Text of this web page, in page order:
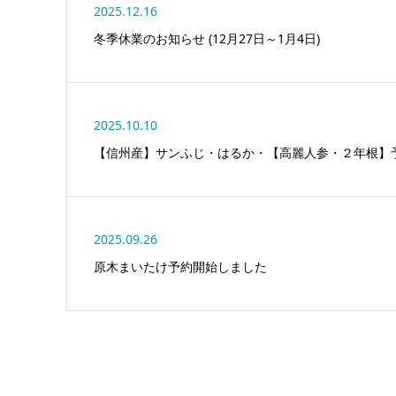
2025.12.16
冬季休業のお知らせ (12月27日～1月4日)
2025.10.10
【信州産】サンふじ・はるか・【高麗人参・２年根
2025.09.26
原木まいたけ予約開始しました